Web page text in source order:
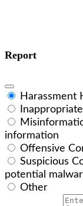
Report
Harassment
Inappropriate
information
Offensive
Suspicious
potential
Other